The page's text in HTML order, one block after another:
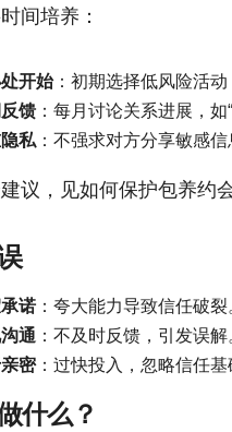
间培养：
开始：初期选择低风险活动
馈 ：每月讨论关系进展，
私 ：不强求对方分享敏感信
议，见如何保护包养约
诺 ：夸大能力导致信任破裂
通 ：不及时反馈，引发误解
密：过快投入，忽略信任基
什么？